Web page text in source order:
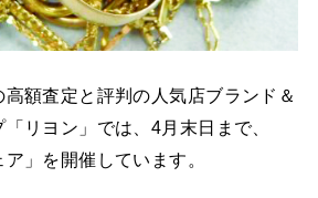
額査定と評判の人気店ブランド＆
リヨン」では、4月末日まで、
ア」を開催しています。